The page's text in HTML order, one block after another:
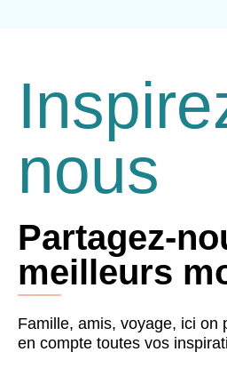
nous
Partagez-
meilleurs
Famille, amis, voyage, ici on
en compte toutes vos